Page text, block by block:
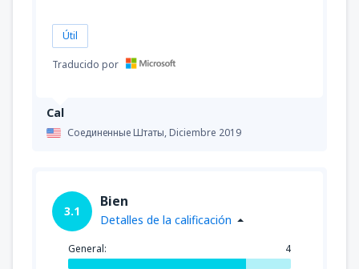
Cal
Соединенные Штаты,Diciembre 2019
Útil
Traducido por
3.1
Bien
Detalles de la calificación
General: 4